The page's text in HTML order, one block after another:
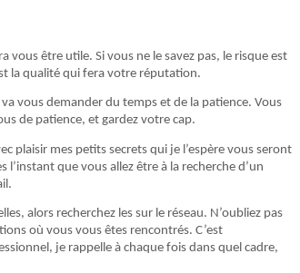
vous être utile. Si vous ne le savez pas, le risque est
la qualité qui fera votre réputation.
vous demander du temps et de la patience. Vous
de patience, et gardez votre cap.
plaisir mes petits secrets qui je l’espère vous seront
que vous allez être à la recherche d’un
alors recherchez les sur le réseau. N’oubliez pas
où vous vous êtes rencontrés. C’est
je rappelle à chaque fois dans quel cadre,